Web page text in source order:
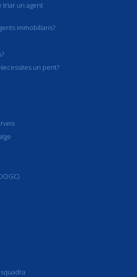
triar un agent
immobiliaris?
un perit?